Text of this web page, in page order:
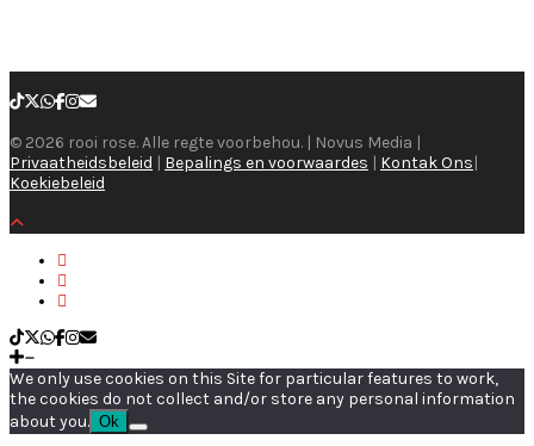
© 2026 rooi rose. Alle regte voorbehou. | Novus Media |
Privaatheidsbeleid | Bepalings en voorwaardes | Kontak Ons|
Koekiebeleid
We only use cookies on this Site for particular features to work,
the cookies do not collect and/or store any personal information
about you. Ok